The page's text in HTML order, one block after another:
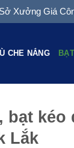
Xưởng Giá
CHE NẮNG
bạt kéo
Lắk